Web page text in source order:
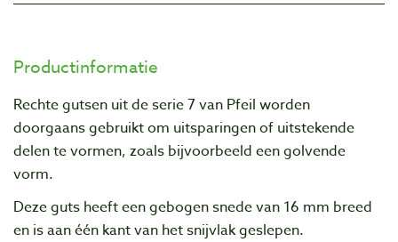
Productinformatie
Rechte gutsen uit de serie 7 van Pfeil worden
doorgaans gebruikt om uitsparingen of uitstekende
delen te vormen, zoals bijvoorbeeld een golvende
vorm.
Deze guts heeft een gebogen snede van 16 mm breed
en is aan één kant van het snijvlak geslepen.